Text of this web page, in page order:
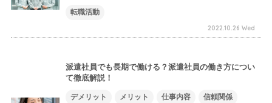
転職活動
2022.10.26 Wed
派遣社員でも長期で働ける？派遣社員の働き方につい
て徹底解説！
デメリット メリット 仕事内容 信頼関係